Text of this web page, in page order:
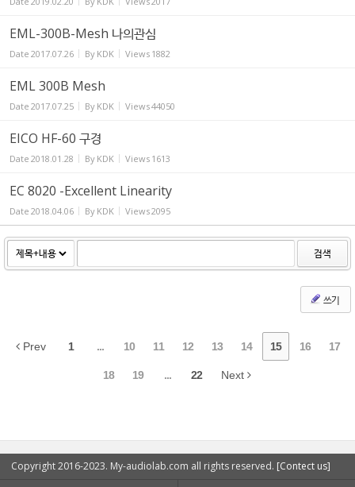
EML-300B-Mesh 나의관심
Date 2017.07.26 By KDK Views 1882
EML 300B Mesh
Date 2017.07.25 By KDK Views44050
EICO HF-60 구경
Date 2018.01.28 By KDK Views 1613
EC 8020 -Excellent Linearity
Date 2018.04.06 By KDK Views2095
검색
쓰기
Prev 1 ... 10 11 12 13 14 15 16 17
18 19 ... 22 Next
Copyright 2016-2023. My-audiolab.com all rights reserved. [Contect us]